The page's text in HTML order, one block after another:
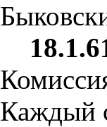
Каждый